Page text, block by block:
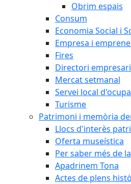
Obrim espais
Consum
Economia Social i
Empresa i
Fires
Directori
Mercat setmanal
Servei local
Turisme
Patrimoni i memòria
Llocs d'interès
Oferta museística
Per saber més de
Apadrinem Tona
Actes de plens